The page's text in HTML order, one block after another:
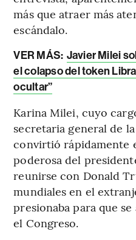
más que atraer más
escándalo.
VER MÁS: Javier Milei
el colapso del token
ocultar”
Karina Milei, cuyo
secretaria general de
convirtió rápidamente
poderosa del
reunirse con Donald
mundiales en el
presionaba para que
el Congreso.